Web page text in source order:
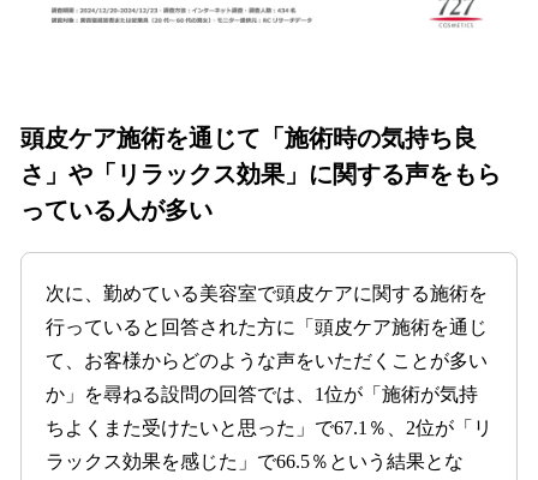
頭皮ケア施術を通じて「施術時の気持ち良
さ」や「リラックス効果」に関する声をもら
っている人が多い
次に、勤めている美容室で頭皮ケアに関する施術を
行っていると回答された方に「頭皮ケア施術を通じ
て、お客様からどのような声をいただくことが多い
か」を尋ねる設問の回答では、1位が「施術が気持
ちよくまた受けたいと思った」で67.1％、2位が「リ
ラックス効果を感じた」で66.5％という結果とな